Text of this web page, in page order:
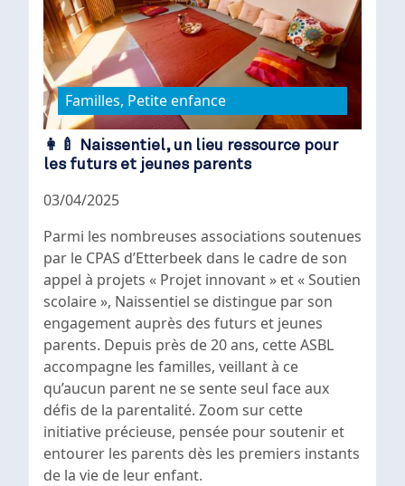
Familles, Petite enfance
👩‍🍼 Naissentiel, un lieu ressource pour
les futurs et jeunes parents
03/04/2025
Parmi les nombreuses associations soutenues
par le CPAS d’Etterbeek dans le cadre de son
appel à projets « Projet innovant » et « Soutien
scolaire », Naissentiel se distingue par son
engagement auprès des futurs et jeunes
parents. Depuis près de 20 ans, cette ASBL
accompagne les familles, veillant à ce
qu’aucun parent ne se sente seul face aux
défis de la parentalité. Zoom sur cette
initiative précieuse, pensée pour soutenir et
entourer les parents dès les premiers instants
de la vie de leur enfant.